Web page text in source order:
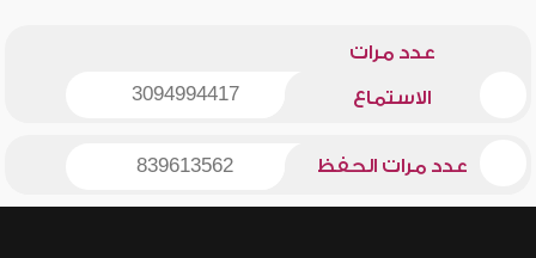
عدد مرات
الاستماع 3094994417
عدد مرات الحفظ 839613562